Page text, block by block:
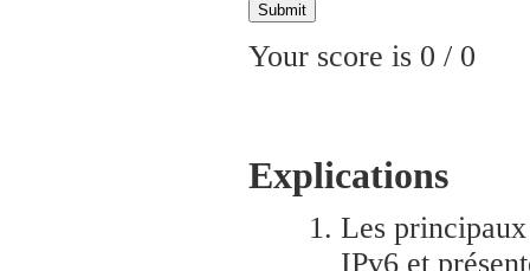
Your score is 0 / 0
Explications
Les
IPv6 et